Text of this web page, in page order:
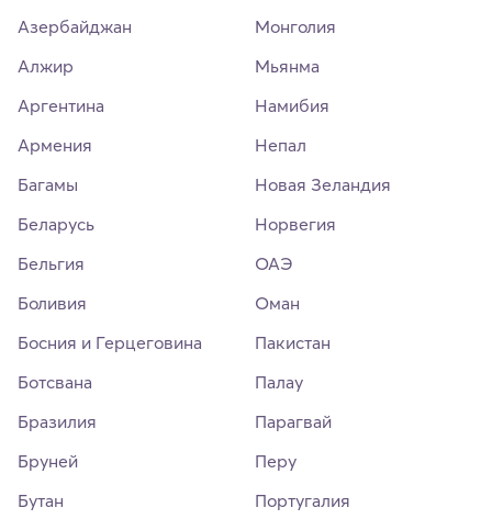
Азербайджан
Алжир
Аргентина
Армения
Багамы
Беларусь
Бельгия
Боливия
Босния и Герцеговина
Ботсвана
Бразилия
Бруней
Бутан
Монголия
Мьянма
Намибия
Непал
Новая Зеландия
Норвегия
ОАЭ
Оман
Пакистан
Палау
Парагвай
Перу
Португалия